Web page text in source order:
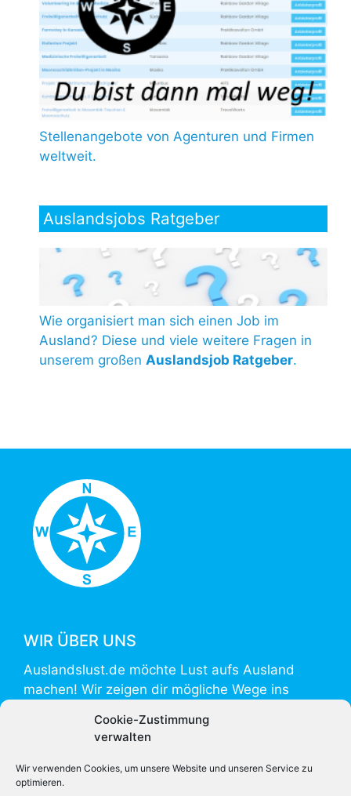
Cookie-Zustimmung
verwalten
Wir verwenden Cookies, um unsere Website und unseren Service zu
optimieren.
Stellenangebote von Agenturen und Firmen
weltweit.
Auslandsjobs Ratgeber
Wie organisiert man sich einen Job im
Ausland? Diese und viele weitere Fragen in
unserem großen Auslandsjob Ratgeber.
WIR ÜBER UNS
Auslandslust.de möchte Lust aufs Ausland
machen! Wir zeigen dir mögliche Wege ins
Vorbereitung und Umsetzung.
Auslandslust.de is powered byweltweiser.